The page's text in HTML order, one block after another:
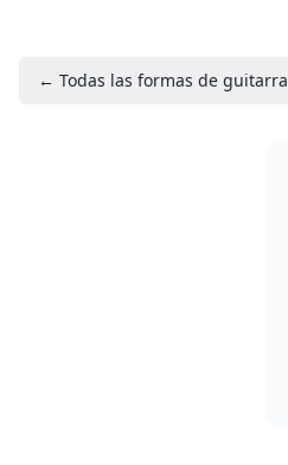
← Todas las formas de guitarra